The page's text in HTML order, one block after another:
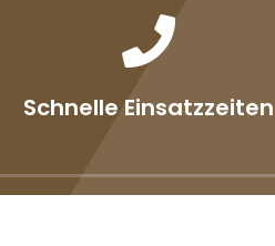
Schnelle Einsatzzeiten